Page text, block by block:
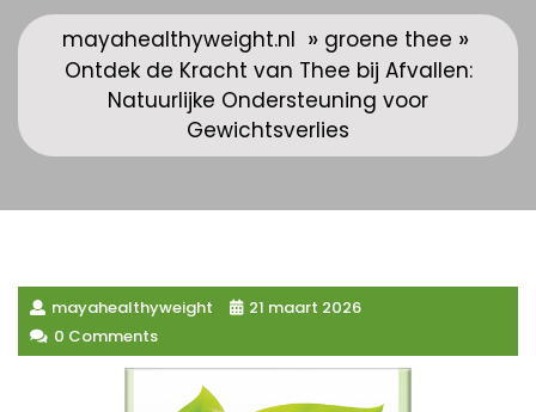
mayahealthyweight.nl » groene thee »
Ontdek de Kracht van Thee bij Afvallen:
Natuurlijke Ondersteuning voor
Gewichtsverlies
mayahealthyweight
21 maart 2026
0 Comments